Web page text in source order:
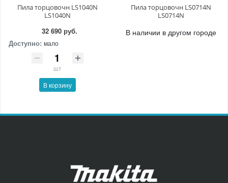
Пила торцовочн LS1040N
LS1040N
32 690 руб.
Доступно: мало
шт
В корзину
Пила торцовочн LS0714N
LS0714N
В наличии в другом городе